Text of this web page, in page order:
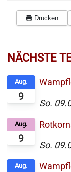
Drucken
NÄCHSTE
9
Aug.
So.
9
Aug.
So.
Aug.